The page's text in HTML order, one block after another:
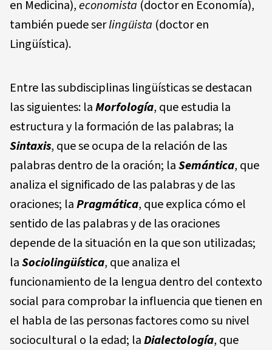
en Medicina),economista (doctor en Economía),
también puede serlingüista (doctor en
Lingüística).
Entre las subdisciplinas lingüísticas se destacan
las siguientes: laMorfología, que estudia la
estructura y la formación de las palabras; la
Sintaxis, que se ocupa de la relación de las
palabras dentro de la oración; laSemántica, que
analiza el significado de las palabras y de las
oraciones; laPragmática, que explica cómo el
sentido de las palabras y de las oraciones
depende de la situación en la que son utilizadas;
laSociolingüística, que analiza el
funcionamiento de la lengua dentro del contexto
social para comprobar la influencia que tienen en
el habla de las personas factores como su nivel
sociocultural o la edad; laDialectología, que